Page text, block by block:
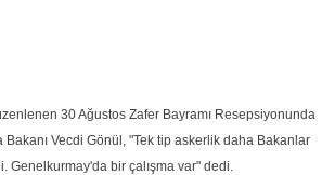
30 Ağustos Zafer Bayramı Resepsiyonunda
Vecdi Gönül, "Tek tip askerlik daha Bakanlar
Genelkurmay'da bir çalışma var" dedi.